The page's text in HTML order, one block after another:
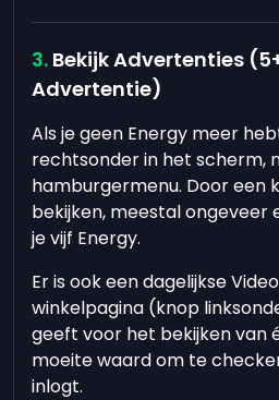
Bekijk Advertenties
Advertentie)
Als je geen Energy meer
rechtsonder in het scherm,
hamburgermenu. Door een
bekijken, meestal ongeveer
je vijf Energy.
Er is ook een dagelijkse
winkelpagina (knop
geeft voor het bekijken van
moeite waard om te
inlogt.